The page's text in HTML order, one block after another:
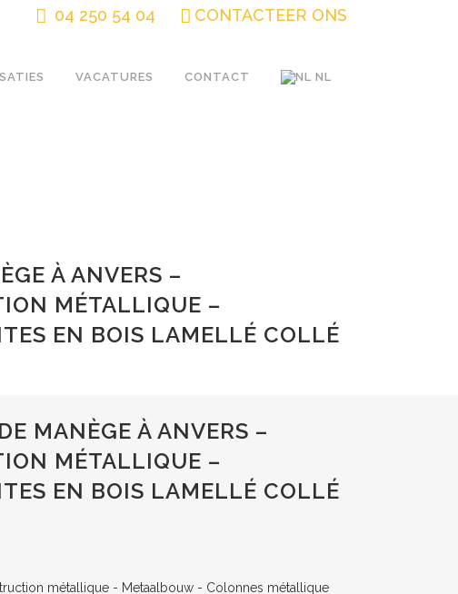
04 250 54 04 CONTACTEER ONS
VACATURES CONTACT NL
À ANVERS –
MÉTALLIQUE –
EN BOIS LAMELLÉ COLLÉ
MANÈGE À ANVERS –
MÉTALLIQUE –
EN BOIS LAMELLÉ COLLÉ